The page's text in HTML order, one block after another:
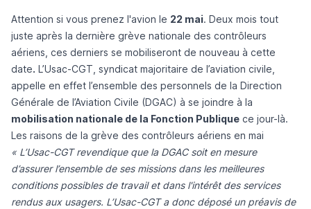
Attention si vous prenez l'avion le 22 mai. Deux mois tout
juste après la dernière grève nationale des contrôleurs
aériens , ces derniers se mobiliseront de nouveau à cette
date. L’Usac-CGT, syndicat majoritaire de l’aviation civile,
appelle en effet l’ensemble des personnels de la Direction
Générale de l’Aviation Civile (DGAC) à se joindre à la
mobilisation nationale de la Fonction Publique ce jour-là.
Les raisons de la grève des contrôleurs aériens en mai
« L’Usac-CGT revendique que la DGAC soit en mesure
d’assurer l’ensemble de ses missions dans les meilleures
conditions possibles de travail et dans l'intérêt des services
rendus aux usagers. L’Usac-CGT a donc déposé un préavis de